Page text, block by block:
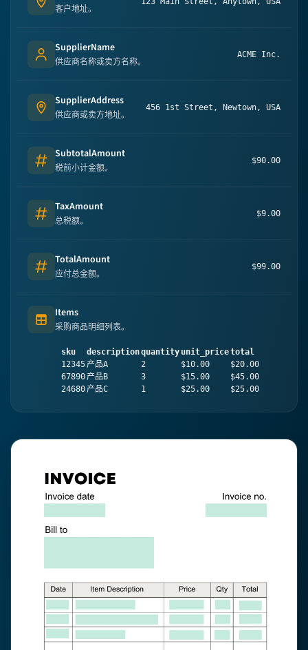
Address
客户地址。
Person's name
SupplierName
供应商名称或卖方名称。
ACME Inc.
Address
SupplierAddress
供应商或卖方地址。
456 1st Street, Newtown, USA
Number
SubtotalAmount
税前小计金额。
$90.00
Number
TaxAmount
总税额。
$9.00
Number
TotalAmount
应付总金额。
$99.00
Table (list of items)
Items
采购商品明细列表。
sku descriptionquantity unit_pricetotal
12345产品A 2 $10.00
$20.00
67890产品B 3 $15.00
$45.00
24680产品C 1 $25.00 $25.00